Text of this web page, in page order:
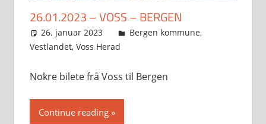
26.01.2023 – VOSS – BERGEN
26. januar 2023 Svein
Bergen kommune,
Vestlandet, Voss Herad
Nokre bilete frå Voss til Bergen
Continue reading